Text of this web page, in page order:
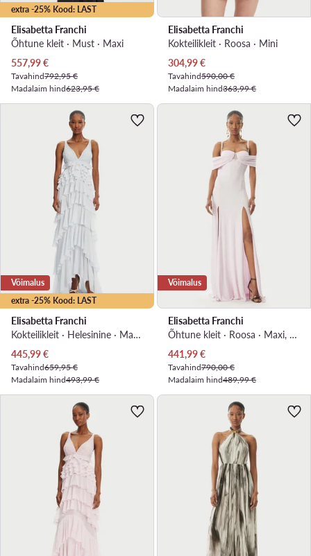
extra -25% Kood: LAST
Elisabetta Franchi
Õhtune kleit · Must · Maxi
Praegune hind
557,99€
Tavahind792,95 €
Madalaim hind623,95 €
Elisabetta Franchi
Kokteilikleit · Roosa · Mini
Praegune hind
304,99€
Tavahind590,00 €
Madalaim hind363,99 €
extra -25% Kood: LAST
Võimalus
Elisabetta Franchi
Kokteilikleit · Helesinine · Maxi, Asümmeetriline
Praegune hind
445,99€
Tavahind659,95 €
Madalaim hind493,99 €
Võimalus
Elisabetta Franchi
Õhtune kleit · Roosa · Maxi, Asümmeetriline
Praegune hind
441,99€
Tavahind790,00 €
Madalaim hind489,99 €